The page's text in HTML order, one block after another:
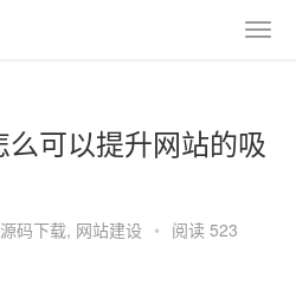
可以提升网站的吸
源码下载, 网站建设 • 阅读 523